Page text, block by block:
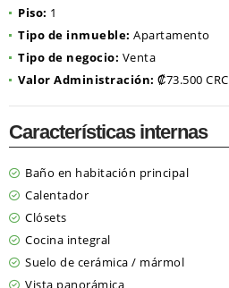
Piso: 1
Tipo de inmueble: Apartamento
Tipo de negocio: Venta
Valor Administración: ₡73.500 CRC
Características internas
Baño en habitación principal
Calentador
Clósets
Cocina integral
Suelo de cerámica / mármol
Vista panorámica